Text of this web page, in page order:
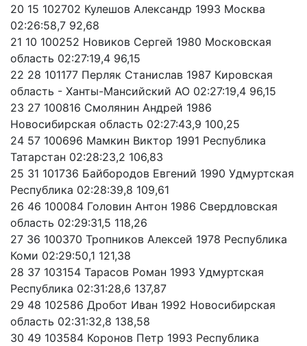
20 15 102702 Кулешов Александр 1993 Москва
02:26:58,7 92,68
21 10 100252 Новиков Сергей 1980 Московская
область 02:27:19,4 96,15
22 28 101177 Перляк Станислав 1987 Кировская
область - Ханты-Мансийский АО 02:27:19,4 96,15
23 27 100816 Смолянин Андрей 1986
Новосибирская область 02:27:43,9 100,25
24 57 100696 Мамкин Виктор 1991 Республика
Татарстан 02:28:23,2 106,83
25 31 101736 Байбородов Евгений 1990 Удмуртская
Республика 02:28:39,8 109,61
26 46 100084 Головин Антон 1986 Свердловская
область 02:29:31,5 118,26
27 36 100370 Тропников Алексей 1978 Республика
Коми 02:29:50,1 121,38
28 37 103154 Тарасов Роман 1993 Удмуртская
Республика 02:31:28,6 137,87
29 48 102586 Дробот Иван 1992 Новосибирская
область 02:31:32,8 138,58
30 49 103584 Коронов Петр 1993 Республика